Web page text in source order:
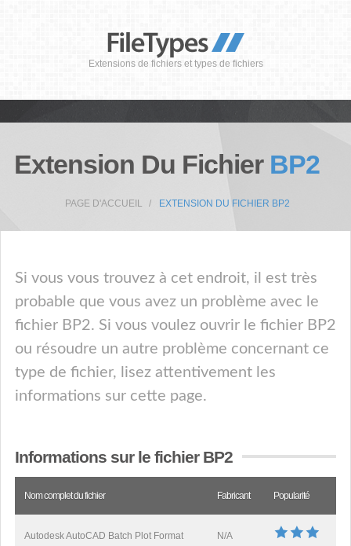
Extensions de fichiers et types de fichiers
Extension Du Fichier BP2
PAGE D'ACCUEIL EXTENSION DU FICHIER BP2
Si vous vous trouvez à cet endroit, il est très
probable que vous avez un problème avec le
fichier BP2. Si vous voulez ouvrir le fichier BP2
ou résoudre un autre problème concernant ce
type de fichier, lisez attentivement les
informations sur cette page.
Informations sur le fichier BP2
Nom complet du fichier Fabricant Popularité
Autodesk AutoCAD Batch Plot Format N/A